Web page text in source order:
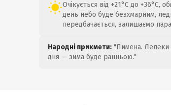
Очікується від +21°C до +36°C,
день небо буде безхмарним,
передбачається, залишаємо
Народні прикмети: "Пимена. Лелеки
дня — зима буде ранньою."